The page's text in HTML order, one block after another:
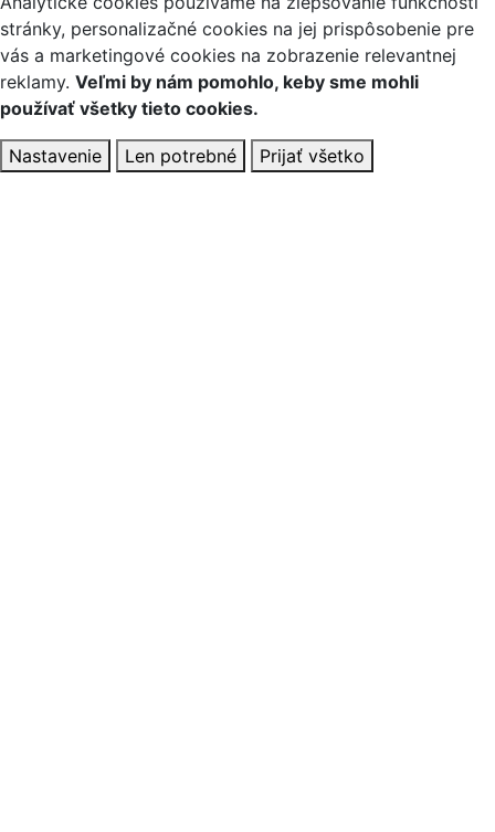
stránky, personalizačné cookies na jej prispôsobenie pre
vás a marketingové cookies na zobrazenie relevantnej
reklamy. Veľmi by nám pomohlo, keby sme mohli
používať všetky tieto cookies.
Nastavenie Len potrebné Prijať všetko